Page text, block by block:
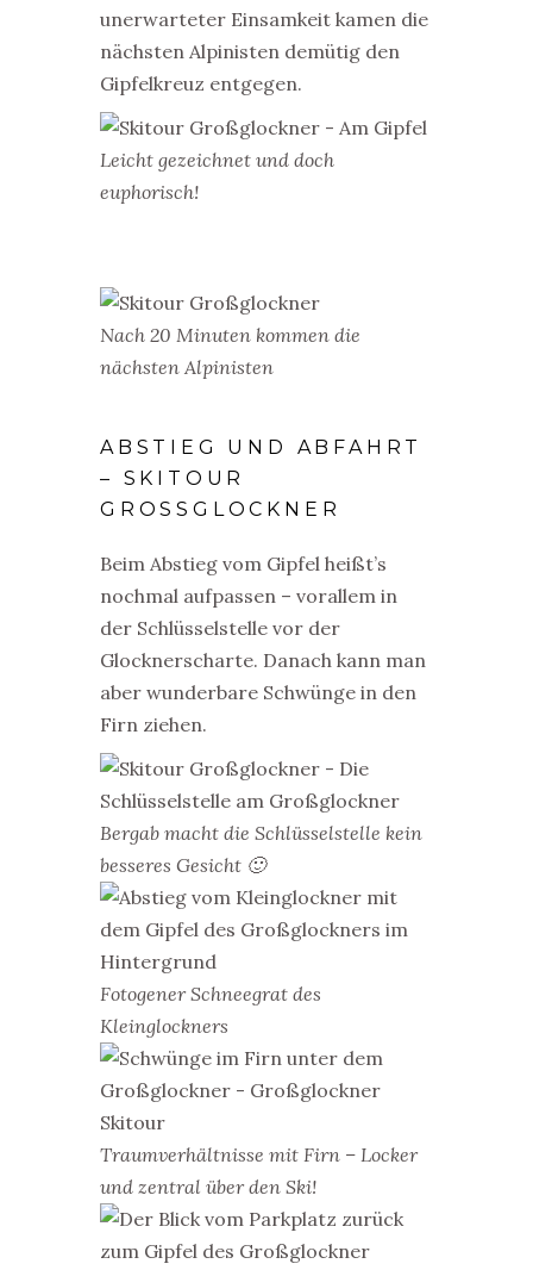
unerwarteter Einsamkeit kamen die
nächsten Alpinisten demütig den
Gipfelkreuz entgegen.
Leicht gezeichnet und doch
euphorisch!
Nach 20 Minuten kommen die
nächsten Alpinisten
ABSTIEG UND ABFAHRT
– SKITOUR
GROSSGLOCKNER
Beim Abstieg vom Gipfel heißt’s
nochmal aufpassen – vorallem in
der Schlüsselstelle vor der
Glocknerscharte. Danach kann man
aber wunderbare Schwünge in den
Firn ziehen.
Bergab macht die Schlüsselstelle kein
besseres Gesicht 🙂
Fotogener Schneegrat des
Kleinglockners
Traumverhältnisse mit Firn – Locker
und zentral über den Ski!